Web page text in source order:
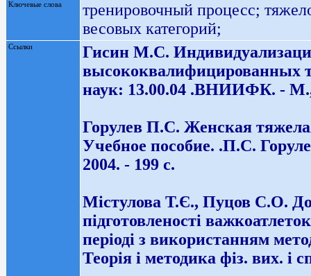
Ключевые слова
тренировочный процесс;
весовых категорий;
Ссылки
Гисин М.С.
высококвалифицированных
наук: 13.00.04 .ВНИИФК. - М.,
Горулев П.С. Женская
Учебное пособие. .П.С.
2004. - 199 с.
Містулова Т.Є., Пуцов С.О.
підготовленості
періоді з використанням
Теорія і методика фіз. вих. і